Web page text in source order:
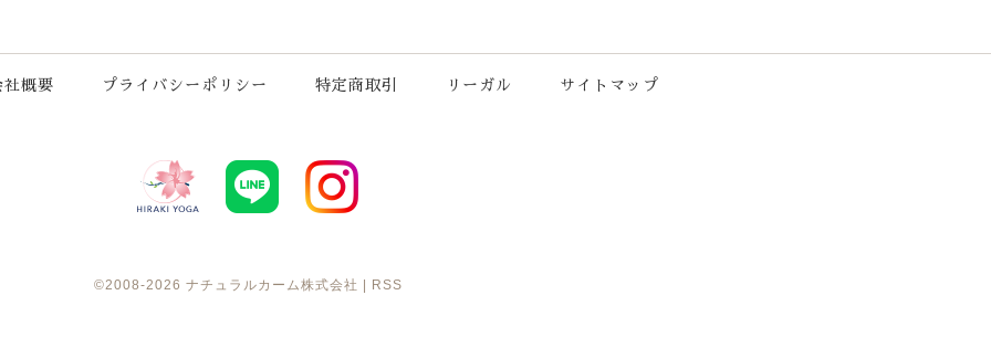
社概要 プライバシーポリシー 特定商取引 リーガル サイトマップ
©2008-2026 ナチュラルカーム株式会社 | RSS